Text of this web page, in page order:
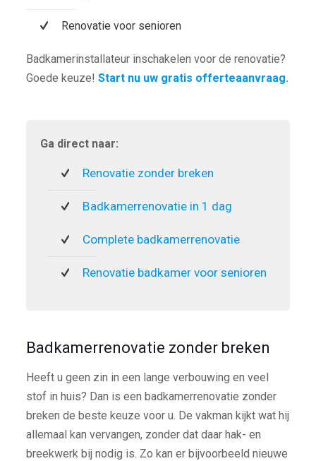
Renovatie voor senioren
Badkamerinstallateur inschakelen voor de renovatie?
Goede keuze! Start nu uw gratis offerteaanvraag.
Ga direct naar:
Renovatie zonder breken
Badkamerrenovatie in 1 dag
Complete badkamerrenovatie
Renovatie badkamer voor senioren
Badkamerrenovatie zonder breken
Heeft u geen zin in een lange verbouwing en veel
stof in huis? Dan is een badkamerrenovatie zonder
breken de beste keuze voor u. De vakman kijkt wat hij
allemaal kan vervangen, zonder dat daar hak- en
breekwerk bij nodig is. Zo kan er bijvoorbeeld nieuwe